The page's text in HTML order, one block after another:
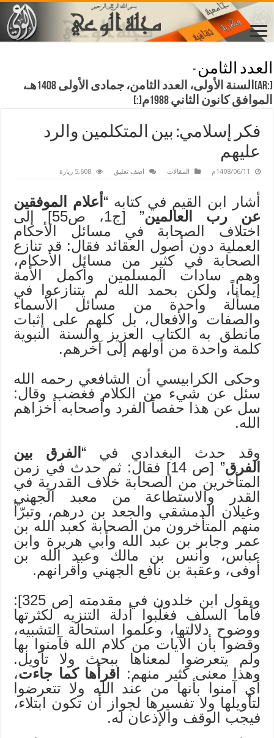
العدد الثامن -
[:ar]السنة الأولى، العدد الثامن، جمادى الأولى 1408هـ،
الموافق كانون الثاني 1988م[:]
فكر إسلامي: بين المتكلمين والرد
عليهم
1408/06/11م المقالات اضف تعليق 5,608 زيارة
أشار ابن القيم في كتابه “أعلام الموفقين
عن رب العالمين
” [ج1، ص55] إلى
اختلاف الصحابة في مسائل الأحكام
العملية دون أصول العقائد فقال: قد تنازع
الصحابة في كثير من مسائل الأحكام،
وهم سادات المسلمين وأكمل الأمة
إيماناً، ولكن بحمد الله لم يتنازعوا في
مسألة واحدة من مسائل الأسماء
والصفات والأفعال، بل كلهم على إثبات
مانطق به الكتاب العزيز والسنة النبوية
كلمة واحدة من أولهم إلى آخرهم.
وحكى الكرابيسي أن الشافعي رحمه الله
سئل عن شيء من الكلام فغضب وقال:
سل عن هذا حفصاً الفرد وأصحابه أخزاهم
الله.
وقد حدث البغدادي في “الفرق بين
الفرق
” [ص 14] فقال: ثم حدث في زمن
المتأخرين من الصحابة خلاف القدرية في
القدر والاستطاعة من معبد الجهني
وغيلان الدمشقي والجعد بن درهم، وتبرّأ
منهم المتأخرون من الصحابة كعبد الله بن
عمر وجابر بن عبد الله وأبي هريرة وابن
عباس، وأنس بن مالك وعبد الله بن
أوفى، وعقبة بن نافع الجهني وأقرانهم.
ويقول ابن خلدون في مقدمته [ص 325]:
فأما السلف فغلّبوا أدلة التنزيه لكثرتها
ووضوح دلالتها، وعلموا استحالة التشبيه،
وقضوا بأن الآيات من كلام الله فآمنوا بها
ولم يتعرضوا لمعناها ببحث ولا تأويل.
وهذا معنى كثير منهم:
اقرأها كما جاءت،
أي آمنوا بأنها من عند الله ولا تتعرضوا
لتأويلها ولا تفسيرها لجواز أن تكون ابتلاء،
فيجب الوقف والإذعان له.